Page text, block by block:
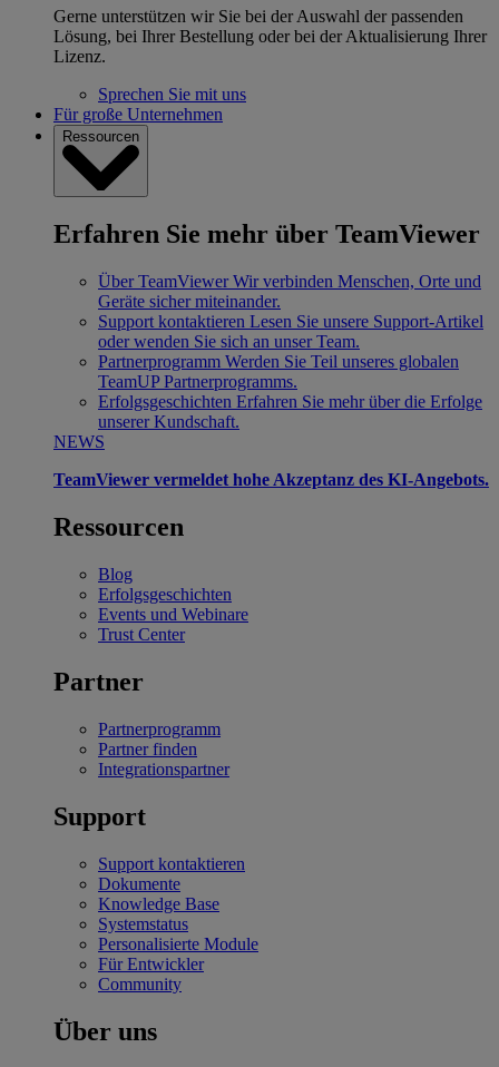
Gerne unterstützen wir Sie bei der Auswahl der passenden
Lösung, bei Ihrer Bestellung oder bei der Aktualisierung Ihrer
Lizenz.
Sprechen Sie mit uns
Für große Unternehmen
Ressourcen
Erfahren Sie mehr über TeamViewer
Über TeamViewer Wir verbinden Menschen, Orte und
Geräte sicher miteinander.
Support kontaktieren Lesen Sie unsere Support-Artikel
oder wenden Sie sich an unser Team.
Partnerprogramm Werden Sie Teil unseres globalen
TeamUP Partnerprogramms.
Erfolgsgeschichten Erfahren Sie mehr über die Erfolge
unserer Kundschaft.
NEWS
TeamViewer vermeldet hohe Akzeptanz des KI-Angebots.
Ressourcen
Blog
Erfolgsgeschichten
Events und Webinare
Trust Center
Partner
Partnerprogramm
Partner finden
Integrationspartner
Support
Support kontaktieren
Dokumente
Knowledge Base
Systemstatus
Personalisierte Module
Für Entwickler
Community
Über uns